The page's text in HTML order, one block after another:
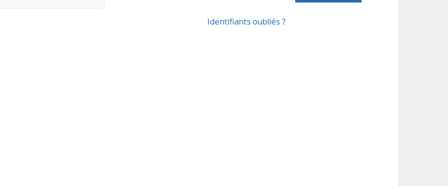
Identifiants oubliés ?